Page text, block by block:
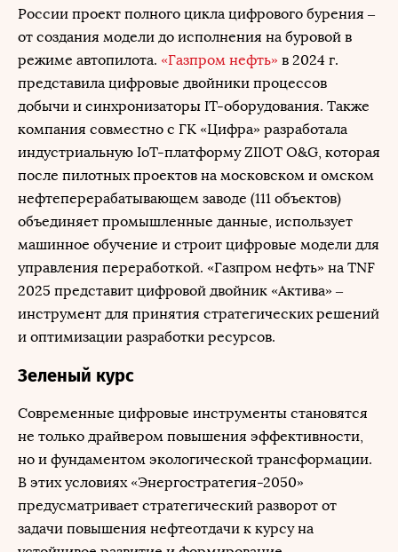
России проект полного цикла цифрового бурения –
от создания модели до исполнения на буровой в
режиме автопилота. «Газпром нефть» в 2024 г.
представила цифровые двойники процессов
добычи и синхронизаторы IT-оборудования. Также
компания совместно с ГК «Цифра» разработала
индустриальную IoT-платформу ZIIOT O&G, которая
после пилотных проектов на московском и омском
нефтеперерабатывающем заводе (111 объектов)
объединяет промышленные данные, использует
машинное обучение и строит цифровые модели для
управления переработкой. «Газпром нефть» на TNF
2025 представит цифровой двойник «Актива» –
инструмент для принятия стратегических решений
и оптимизации разработки ресурсов.
Зеленый курс
Современные цифровые инструменты становятся
не только драйвером повышения эффективности,
но и фундаментом экологической трансформации.
В этих условиях «Энергостратегия-2050»
предусматривает стратегический разворот от
задачи повышения нефтеотдачи к курсу на